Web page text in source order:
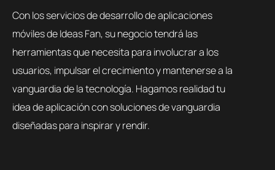
Con los servicios de desarrollo de aplicaciones
móviles de Ideas Fan, su negocio tendrá las
herramientas que necesita para involucrar a los
usuarios, impulsar el crecimiento y mantenerse a la
vanguardia de la tecnología. Hagamos realidad tu
idea de aplicación con soluciones de vanguardia
diseñadas para inspirar y rendir.